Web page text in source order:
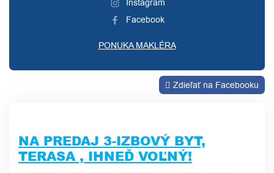
Instagram
Facebook
PONUKA MAKLÉRA
Zdieľať na Facebooku
NA PREDAJ 3-IZBOVÝ BYT,
TERASA , IHNEĎ VOĽNÝ!